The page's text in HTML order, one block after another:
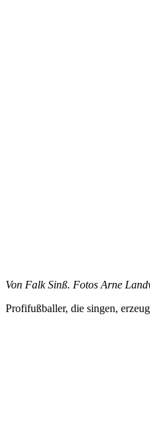
Von Falk Sinß. Fotos Arne
Profifußballer, die singen,